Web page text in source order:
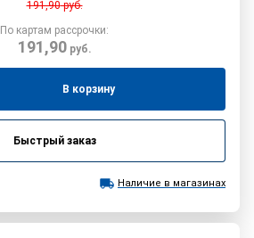
191,90руб.
По картам рассрочки:
191,90руб.
В корзину
Быстрый заказ
Наличие в магазинах